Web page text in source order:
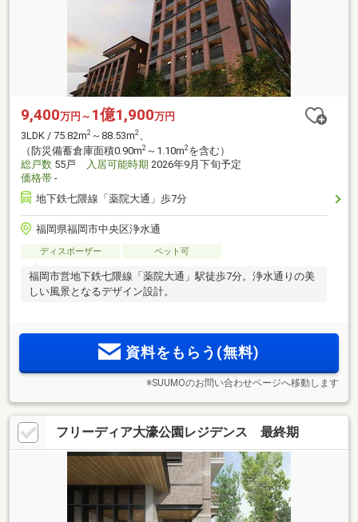
9,400万円～ 1億1,900万円
3LDK / 75.82m2 ～88.53m2、
（防災備蓄倉庫面積0.90m2 ～1.10m2 を含む）
総戸数 55戸 入居可能時期 2026年9月下旬予定
価格帯 -
地下鉄七隈線「薬院大通」歩7分
福岡県福岡市中央区浄水通
ディスポーザー ペット可
福岡市営地下鉄七隈線「薬院大通」駅徒歩7分。浄水通りの美
しい風景となるデザイン設計。
資料をもらう(無料)
※SUUMOのお問い合わせページへ移動します
フリーディア大濠公園レジデンス 最終期